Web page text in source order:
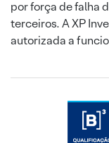
por força de falha
terceiros. A XP
autorizada a